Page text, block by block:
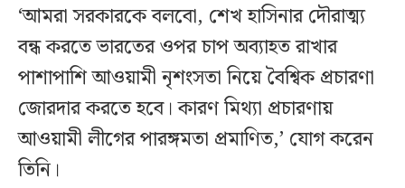
‘আমরা সরকারকে বলবো, শেখ হাসিনার দৌরাত্ম্য
বন্ধ করতে ভারতের ওপর চাপ অব্যাহত রাখার
পাশাপাশি আওয়ামী নৃশংসতা নিয়ে বৈশ্বিক প্রচারণা
জোরদার করতে হবে। কারণ মিথ্যা প্রচারণায়
আওয়ামী লীগের পারঙ্গমতা প্রমাণিত,’ যোগ করেন
তিনি।